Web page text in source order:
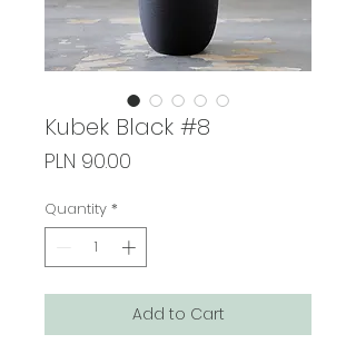
Kubek Black #8
PLN 90.00
Quantity *
Add to Cart